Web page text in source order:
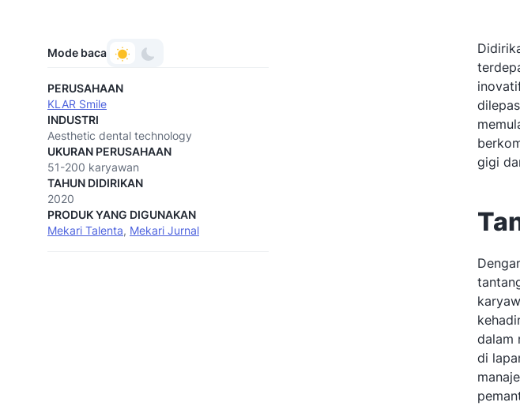
Mode baca
PERUSAHAAN
KLAR Smile
INDUSTRI
Aesthetic dental technology
UKURAN PERUSAHAAN
51-200 karyawan
TAHUN DIDIRIKAN
2020
PRODUK YANG DIGUNAKAN
Mekari Talenta, Mekari Jurnal
gigi
dalam
di